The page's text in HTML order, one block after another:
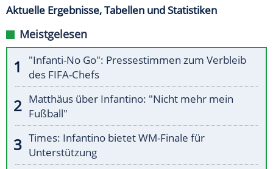
Aktuelle Ergebnisse, Tabellen und Statistiken
Meistgelesen
"Infanti-No Go": Pressestimmen zum Verbleib
des FIFA-Chefs
Matthäus über Infantino: "Nicht mehr mein
Fußball"
Times: Infantino bietet WM-Finale für
Unterstützung